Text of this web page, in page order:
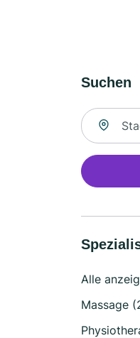
Suchen
Suche
Alle
Massage